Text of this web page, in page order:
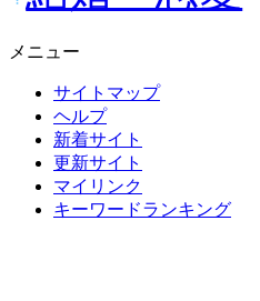
メニュー
サイトマップ
ヘルプ
新着サイト
更新サイト
マイリンク
キーワードランキング